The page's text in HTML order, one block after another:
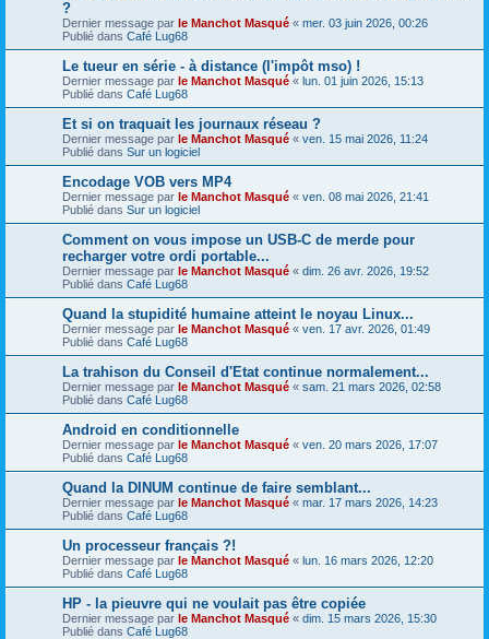
?
Dernier message par le Manchot Masqué « mer. 03 juin 2026, 00:26
Publié dans Café Lug68
Le tueur en série - à distance (l'impôt mso) !
Dernier message par le Manchot Masqué « lun. 01 juin 2026, 15:13
Publié dans Café Lug68
Et si on traquait les journaux réseau ?
Dernier message par le Manchot Masqué « ven. 15 mai 2026, 11:24
Publié dans Sur un logiciel
Encodage VOB vers MP4
Dernier message par le Manchot Masqué « ven. 08 mai 2026, 21:41
Publié dans Sur un logiciel
Comment on vous impose un USB-C de merde pour
recharger votre ordi portable...
Dernier message par le Manchot Masqué « dim. 26 avr. 2026, 19:52
Publié dans Café Lug68
Quand la stupidité humaine atteint le noyau Linux...
Dernier message par le Manchot Masqué « ven. 17 avr. 2026, 01:49
Publié dans Café Lug68
La trahison du Conseil d'Etat continue normalement...
Dernier message par le Manchot Masqué « sam. 21 mars 2026, 02:58
Publié dans Café Lug68
Android en conditionnelle
Dernier message par le Manchot Masqué « ven. 20 mars 2026, 17:07
Publié dans Café Lug68
Quand la DINUM continue de faire semblant...
Dernier message par le Manchot Masqué « mar. 17 mars 2026, 14:23
Publié dans Café Lug68
Un processeur français ?!
Dernier message par le Manchot Masqué « lun. 16 mars 2026, 12:20
Publié dans Café Lug68
HP - la pieuvre qui ne voulait pas être copiée
Dernier message par le Manchot Masqué « dim. 15 mars 2026, 15:30
Publié dans Café Lug68